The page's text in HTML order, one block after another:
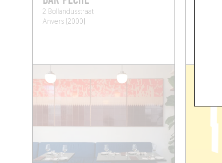
2 Bollandusstraat
Anvers (2000)